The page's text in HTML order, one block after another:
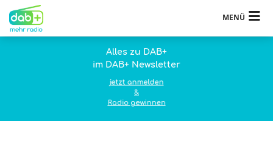
MENÜ
Alles zu DAB+
im DAB+ Newsletter
jetzt anmelden
&
Radio gewinnen